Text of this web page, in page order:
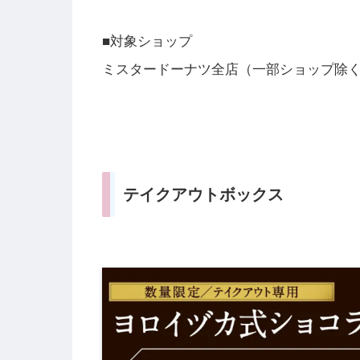
■対象ショップ
ミスタードーナツ全店（一部ショップ除
テイクアウトボックス